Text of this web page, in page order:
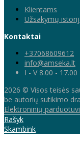
Klientams
Užsakymų
Kontaktai
+37068609612
info@amseka.lt
I - V 8.00 - 17.00
2026 © Visos teisės
be autorių sutikimo
Elektroninių
Rašyk
Skambink